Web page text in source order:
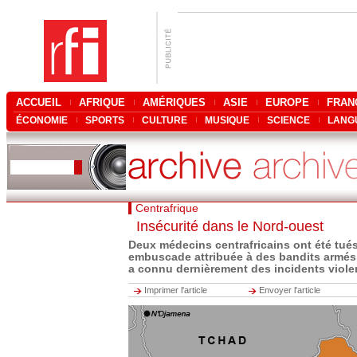
ACCUEIL AFRIQUE AMÉRIQUES ASIE EUROPE
ÉCONOMIE SPORTS CULTURE MUSIQUE SCIENCE
Centrafrique
Insécurité dans le Nord-ouest
Deux médecins centrafricains ont été
embuscade attribuée à des bandits
a connu dernièrement des incidents
Imprimer l'article Envoyer l'article